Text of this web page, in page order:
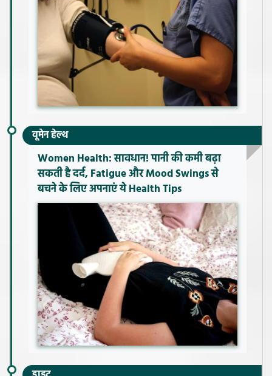
वूमेन हेल्थ
Women Health: सावधान! पानी की कमी बढ़ा
सकती है दर्द, Fatigue और Mood Swings से
बचने के लिए अपनाएं ये Health Tips